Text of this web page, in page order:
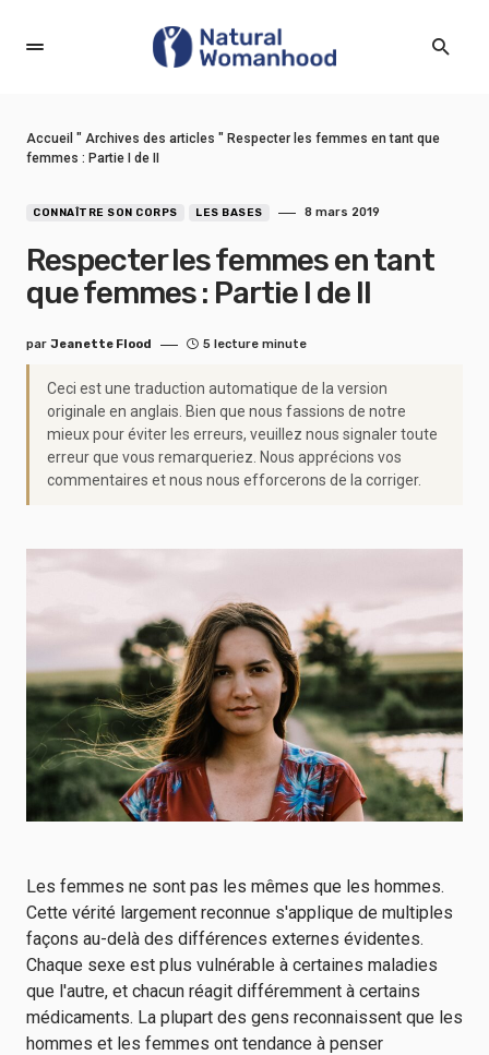
Accueil " Archives des articles " Respecter les femmes en tant que
femmes : Partie I de II
CONNAÎTRE SON CORPS LES BASES 8 mars 2019
Respecter les femmes en tant
que femmes : Partie I de II
par Jeanette Flood 5 lecture minute
Ceci est une traduction automatique de la version
originale en anglais. Bien que nous fassions de notre
mieux pour éviter les erreurs, veuillez nous signaler toute
erreur que vous remarqueriez. Nous apprécions vos
commentaires et nous nous efforcerons de la corriger.
Les femmes ne sont pas les mêmes que les hommes.
Cette vérité largement reconnue s'applique de multiples
façons au-delà des différences externes évidentes.
Chaque sexe est plus vulnérable à certaines maladies
que l'autre, et chacun réagit différemment à certains
médicaments. La plupart des gens reconnaissent que les
hommes et les femmes ont tendance à penser